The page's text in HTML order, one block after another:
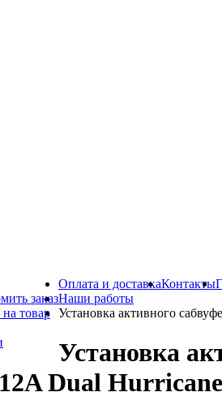
заказ
товар
Оплата и доставкаКонтакты
Наши работы
Установка активного
Установка
Dual